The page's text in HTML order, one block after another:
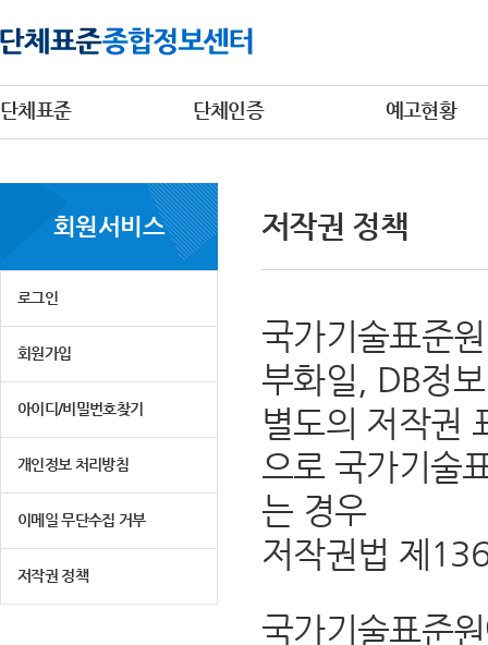
단체표준 단체인증 예고현황
회원서비스
로그인
회원가입
아이디/비밀번호찾기
개인정보 처리방침
이메일 무단수집 거부
저작권 정책
저작권 정책
국가기술표준
부화일, DB정
별도의 저작권
으로 국가기술
는 경우
저작권법 제
국가기술표준